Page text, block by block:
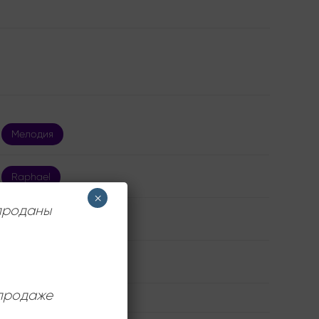
Мелодия
Raphael
Very Good Plus (VG+)
×